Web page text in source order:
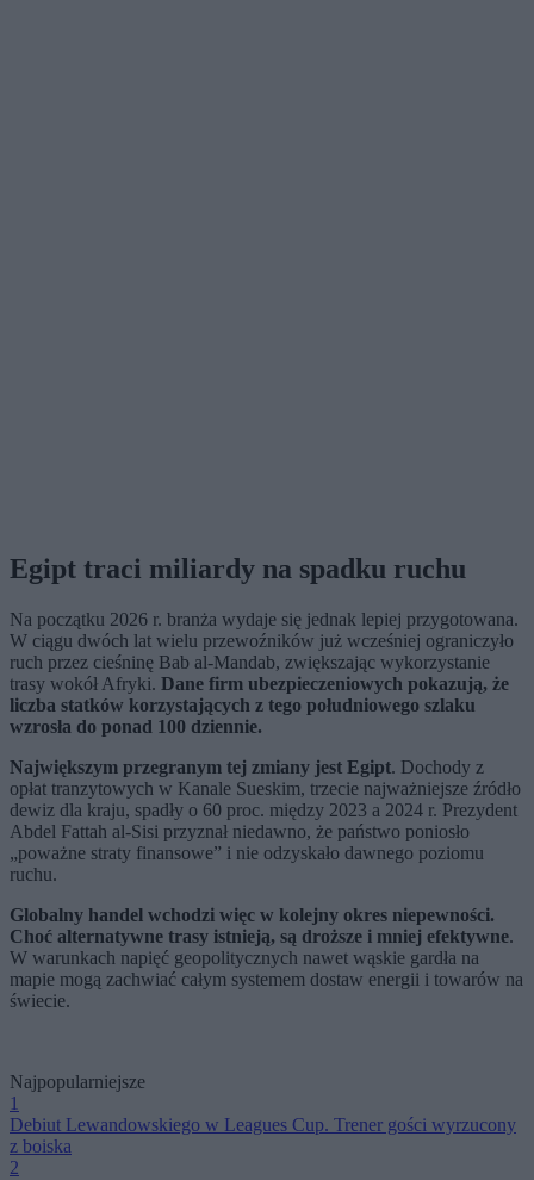
Egipt traci miliardy na spadku ruchu
Na początku 2026 r. branża wydaje się jednak lepiej przygotowana.
W ciągu dwóch lat wielu przewoźników już wcześniej ograniczyło
ruch przez cieśninę Bab al-Mandab, zwiększając wykorzystanie
trasy wokół Afryki. Dane firm ubezpieczeniowych pokazują, że
liczba statków korzystających z tego południowego szlaku
wzrosła do ponad 100 dziennie.
Największym przegranym tej zmiany jest Egipt. Dochody z
opłat tranzytowych w Kanale Sueskim, trzecie najważniejsze źródło
dewiz dla kraju, spadły o 60 proc. między 2023 a 2024 r. Prezydent
Abdel Fattah al-Sisi przyznał niedawno, że państwo poniosło
„poważne straty finansowe” i nie odzyskało dawnego poziomu
ruchu.
Globalny handel wchodzi więc w kolejny okres niepewności.
Choć alternatywne trasy istnieją, są droższe i mniej efektywne.
W warunkach napięć geopolitycznych nawet wąskie gardła na
mapie mogą zachwiać całym systemem dostaw energii i towarów na
świecie.
Najpopularniejsze
1
Debiut Lewandowskiego w Leagues Cup. Trener gości wyrzucony
z boiska
2